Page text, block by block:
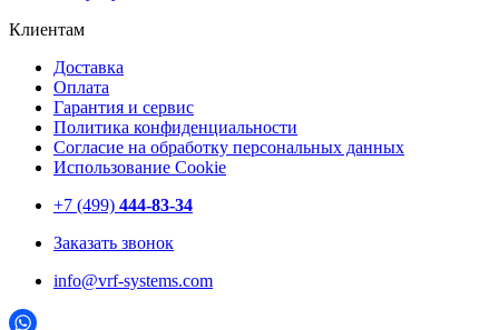
Клиентам
Доставка
Оплата
Гарантия и сервис
Политика конфиденциальности
Согласие на обработку персональных данных
Использование Cookie
+7 (499) 444-83-34
Заказать звонок
info@vrf-systems.com